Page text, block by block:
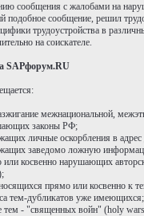
сообщения с жалобами на
подобное сообщение, решил
трудоустройства в
на соискателе.
SAPфорум.RU
межнациональной,
законы РФ;
личные оскорбления в адрес
заведомо ложную
косвенно нарушающих
прямо или косвенно к
тем-дубликатов уже имеющихся;
- "священных войн" (holy